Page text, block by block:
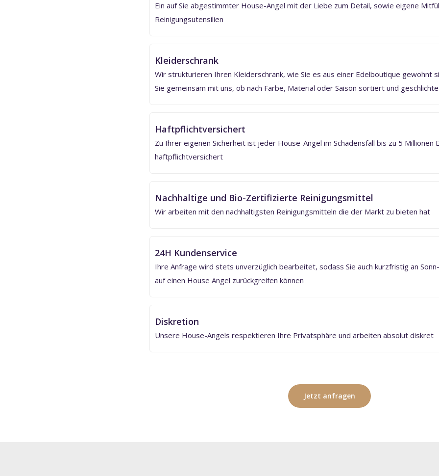
Ein auf Sie abgestimmter House-Angel mit der Liebe zum Detail, sowie eigene
Reinigungsutensilien
Kleiderschrank
Wir strukturieren Ihren Kleiderschrank, wie Sie es aus einer Edelboutique gewohnt
Sie gemeinsam mit uns, ob nach Farbe, Material oder Saison sortiert und
Haftpflichtversichert
Zu Ihrer eigenen Sicherheit ist jeder House-Angel im Schadensfall bis zu 5 Millionen
haftpflichtversichert
Nachhaltige und Bio-Zertifizierte Reinigungsmittel
Wir arbeiten mit den nachhaltigsten Reinigungsmitteln die der Markt zu bieten hat
24H Kundenservice
Ihre Anfrage wird stets unverzüglich bearbeitet, sodass Sie auch kurzfristig an
auf einen House Angel zurückgreifen können
Diskretion
Unsere House-Angels respektieren Ihre Privatsphäre und arbeiten absolut diskret
Jetzt anfragen